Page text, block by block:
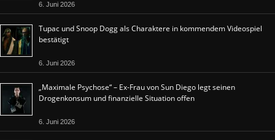
6. Juni 2026
Tupac und Snoop Dogg als Charaktere in kommendem Videospiel
bestätigt
6. Juni 2026
„Maximale Psychose“ – Ex-Frau von Sun Diego legt seinen
Drogenkonsum und finanzielle Situation offen
6. Juni 2026